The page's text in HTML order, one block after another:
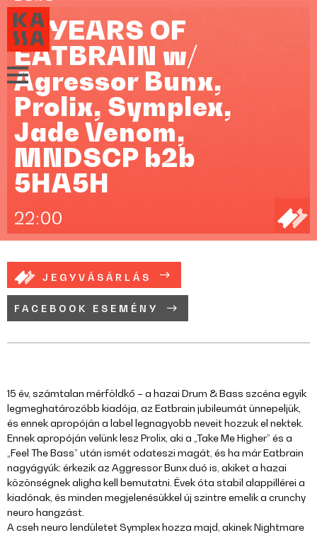
15 YEARS OF
EATBRAIN w/
Agressor Bunx,
Prolix, Symplex,
Jade Venom,
MNDSCP b2b
5HA5H
22:00
JEGYVÁSÁRLÁS
FACEBOOK ESEMÉNY
15 év, számtalan mérföldkő – a hazai Drum & Bass szcéna egyik
legmeghatározóbb kiadója, az Eatbrain jubileumát ünnepeljük,
és ennek apropóján a label legnagyobb neveit hozzuk el nektek.
Ennek apropóján velünk lesz Prolix, aki a „Take Me Higher” és a
„Feel The Bass” után ismét odateszi magát, és ha már Eatbrain
nagyágyúk: érkezik az Aggressor Bunx duó is, akiket a hazai
közönségnek aligha kell bemutatni. Évek óta stabil alappillérei a
kiadónak, és minden megjelenésükkel új szintre emelik a crunchy
neuro hangzást.
A cseh neuro lendületet Symplex hozza majd, akinek Nightmare